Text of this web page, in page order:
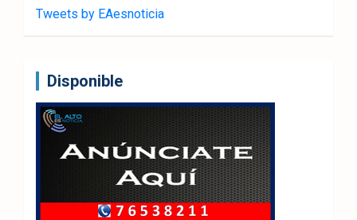
Tweets by EAesnoticia
Disponible